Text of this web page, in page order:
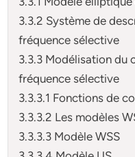
3.3.2 Système de
fréquence sélective
3.3.3 Modélisation du
fréquence sélective
3.3.3.1 Fonctions de
3.3.3.2 Les modèles
3.3.3.3 Modèle WSS